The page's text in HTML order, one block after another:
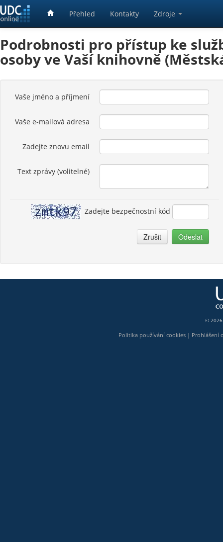
Přehled Kontakty Zdroje
Podrobnosti pro přístup ke
osoby ve Vaší knihovně
Vaše jméno a příjmení
Vaše e-mailová adresa
Zadejte znovu email
Text zprávy (volitelné)
Zadejte bezpečnostní kód
Zrušit Odeslat
© 2026
Politika používání cookies| Prohlášení